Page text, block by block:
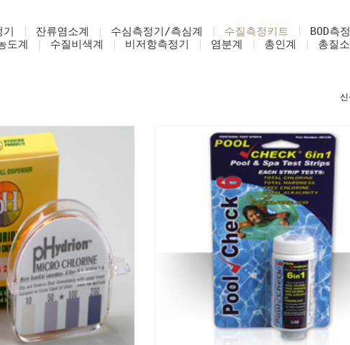
기 잔류염소계 수심측정기/측심계 수질측정키트
BOD측
도계 수질비색계 비저항측정기 염분계 총인계 총질